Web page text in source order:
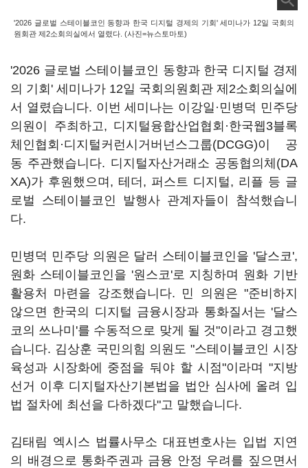
'2026 글로벌 스테이블코인 동향과 한국 디지털 경제의 기회' 세미나가 12일 국회의
원회관 제2소회의실에서 열렸다. (사진=뉴스토마토)
'2026 글로벌 스테이블코인 동향과 한국 디지털 경제
의 기회' 세미나가 12일 국회의원회관 제2소회의실에
서 열렸습니다. 이번 세미나는 이강일·민병덕 민주당
의원이 주최하고, 디지털융합산업협회·한국웹3블록
체인협회·디지털커런시거버넌스그룹(DCGG)이 공
동 주관했습니다. 디지털자산거래소 공동협의체(DA
XA)가 후원했으며, 테더, 퍼스트 디지털, 리플 등 글
로벌 스테이블코인 발행사 관계자들이 참석했습니
다.
민병덕 민주당 의원은 달러 스테이블코인을 '달스코',
원화 스테이블코인을 '원스코'로 지칭하며 원화 기반
활용처 마련을 강조했습니다. 민 의원은 "준비하지
않으면 한국의 디지털 금융시장과 통화질서는 '달스
코의 쓰나미'를 수동적으로 맞게 될 것"이라고 경고했
습니다. 김상훈 국민의힘 의원도 "스테이블코인 시장
육성과 시장화에 중점을 둬야 할 시점"이라며 "지방
선거 이후 디지털자산기본법을 법안 심사에 올려 입
법 절차에 최선을 다하겠다"고 말했습니다.
김태림 엑시스 법률사무소 대표변호사는 입법 지연
의 배경으로 통화주권과 금융 안정 우려를 짚으면서